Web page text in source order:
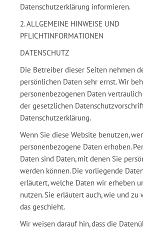
Datenschutzerklärung informieren.
2. ALLGEMEINE HINWEISE UND
PFLICHTINFORMATIONEN
DATENSCHUTZ
Die Betreiber dieser Seiten nehmen
persönlichen Daten sehr ernst. Wir
personenbezogenen Daten
der gesetzlichen
Datenschutzerklärung.
Wenn Sie diese Website benutzen,
personenbezogene Daten erhoben.
Daten sind Daten, mit denen Sie
werden können. Die vorliegende
erläutert, welche Daten wir erheben
nutzen. Sie erläutert auch, wie und zu
das geschieht.
Wir weisen darauf hin, dass die